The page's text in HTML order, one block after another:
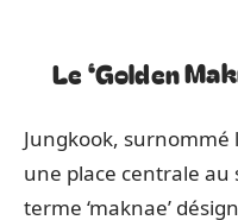
Le ‘Golden
Jungkook, surnommé
une place centrale au
terme ‘maknae’